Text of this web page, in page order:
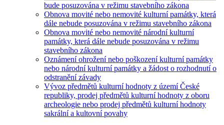
bude posuzována v režimu stavebního zákona
Obnova movité nebo nemovité kulturní památky, která
dále nebude posuzována v režimu stavebního zákona
Obnova movité nebo nemovité národní kulturní
památky, která dále nebude posuzována v režimu
stavebního zákona
Oznámení ohrožení nebo poškození kulturní památky
nebo národní kulturní památky a žádost o rozhodnutí o
odstranění závady
Vývoz předmětů kulturní hodnoty z území České
republiky, prodej předmětů kulturní hodnoty z oboru
archeologie nebo prodej předmětů kulturní hodnoty
sakrální a kultovní povahy